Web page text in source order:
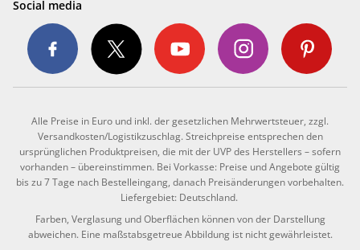
Social media
Alle Preise in Euro und inkl. der gesetzlichen Mehrwertsteuer, zzgl.
Versandkosten/Logistikzuschlag. Streichpreise entsprechen den
ursprünglichen Produktpreisen, die mit der UVP des Herstellers – sofern
vorhanden – übereinstimmen. Bei Vorkasse: Preise und Angebote gültig
bis zu 7 Tage nach Bestelleingang, danach Preisänderungen vorbehalten.
Liefergebiet: Deutschland.
Farben, Verglasung und Oberflächen können von der Darstellung
abweichen. Eine maßstabsgetreue Abbildung ist nicht gewährleistet.